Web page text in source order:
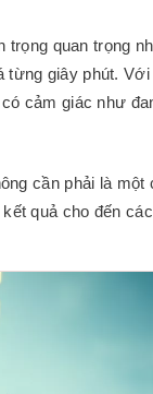
quan trọng
từng giây phút.
cảm giác như
cần phải là
quả cho đến